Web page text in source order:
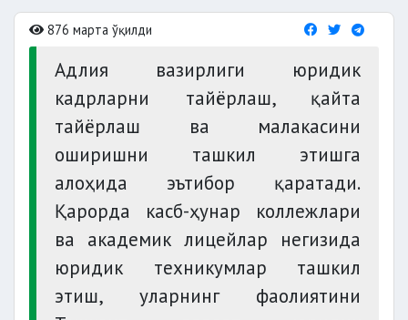
876 марта ўқилди
Адлия вазирлиги юридик
кадрларни тайёрлаш, қайта
тайёрлаш ва малакасини
оширишни ташкил этишга
алоҳида эътибор қаратади.
Қарорда касб-ҳунар коллежлари
ва академик лицейлар негизида
юридик техникумлар ташкил
этиш, уларнинг фаолиятини